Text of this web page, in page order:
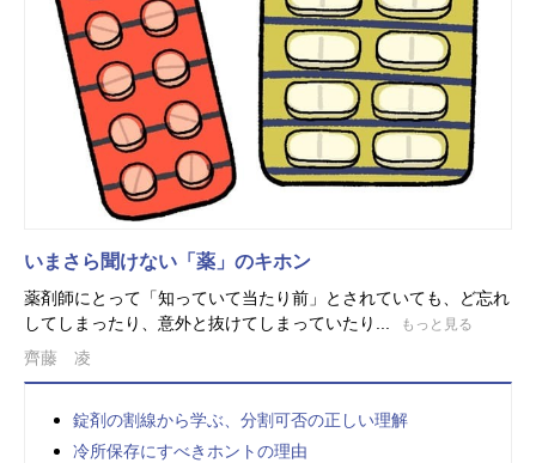
いまさら聞けない「薬」のキホン
薬剤師にとって「知っていて当たり前」とされていても、ど忘れ
してしまったり、意外と抜けてしまっていたり...
もっと見る
齊藤 凌
錠剤の割線から学ぶ、分割可否の正しい理解
冷所保存にすべきホントの理由